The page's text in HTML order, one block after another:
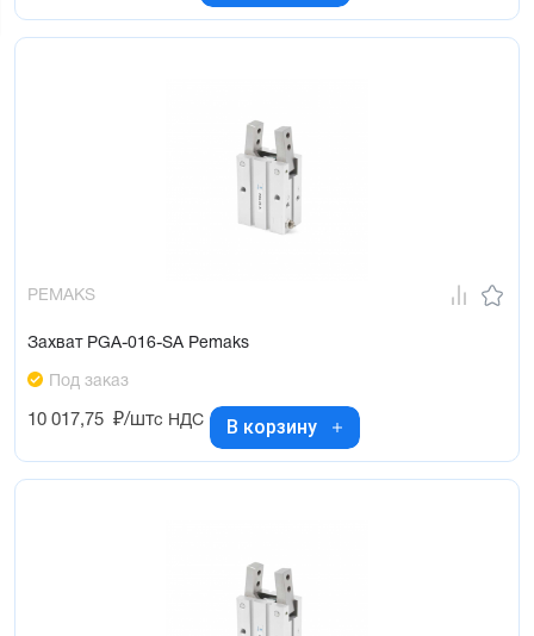
PEMAKS
Захват PGA-016-SA Pemaks
Под заказ
10 017,75 ₽/штс НДС В корзину